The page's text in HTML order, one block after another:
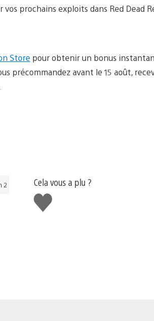
prochains exploits dans Red Dead
Store pour obtenir un bonus
précommandez avant le 15 août,
2
Cela vous a plu ?
J'aime